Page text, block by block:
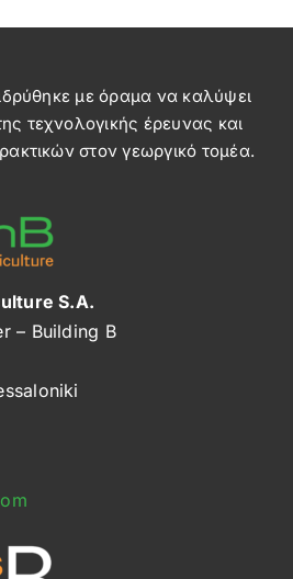
με όραμα να καλύψει
τεχνολογικής έρευνας και
στον γεωργικό τομέα.
S.A.
– Building B